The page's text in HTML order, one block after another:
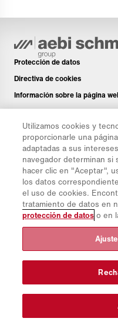
Protección de datos
Directiva de cookies
Información sobre la página
Aviso legal
Boletín de noticias
Piezas de repuesto
Área de descargas
Calculadora de CO₂
Calculadora de CTP
Distribuidores &
Resumen de grupos de
Iniciar sesión en IntelliOPS
CollabHub Login
© 2026 Aebi Schmidt Group
Utilizamos cookies y
proporcionarle una
adaptadas a sus
navegador determinan si
hacer clic en "Aceptar",
los datos
el uso de cookies.
tratamiento de datos en
protección de datos o en